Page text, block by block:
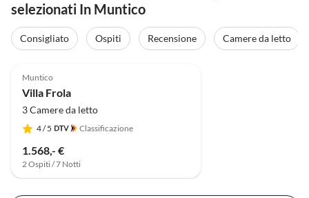
selezionati In Muntico
Consigliato Ospiti Recensione Camere da letto
Muntico
Villa Frola
3 Camere da letto
4/ 5 Classificazione
1.568,- €
2 Ospiti / 7 Notti